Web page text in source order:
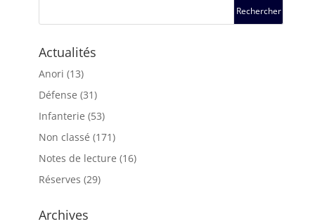
Actualités
Anori (13)
Défense (31)
Infanterie (53)
Non classé (171)
Notes de lecture (16)
Réserves (29)
Archives